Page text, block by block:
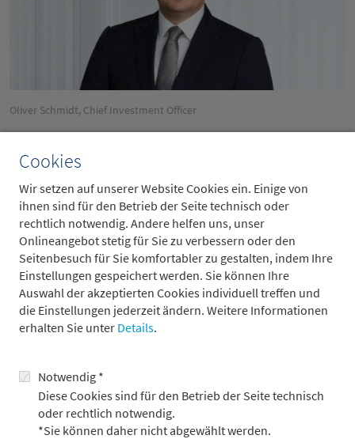
Cookies
Wir setzen auf unserer Website Cookies ein. Einige von
ihnen sind für den Betrieb der Seite technisch oder
rechtlich notwendig. Andere helfen uns, unser
Onlineangebot stetig für Sie zu verbessern oder den
Seitenbesuch für Sie komfortabler zu gestalten, indem Ihre
Einstellungen gespeichert werden. Sie können Ihre
Auswahl der akzeptierten Cookies individuell treffen und
die Einstellungen jederzeit ändern. Weitere Informationen
erhalten Sie unter Details.
Notwendig *
Diese Cookies sind für den Betrieb der Seite technisch
oder rechtlich notwendig.
*Sie können daher nicht abgewählt werden.
Oliver Schmidt, Chief Investment Officer
Unser Vortrag „Liebeserklärung an die
Aktie"
Verpassen Sie nicht unseren Vortrag mit unserem Chief
Investment Officer, Oliver Schmidt:„Liebeserklärung an die
Aktie".
Der Vortrag findet amzweiten Kongresstag,25. Januar 2024,
um 10.30 Uhrstatt. Treffen Sie uns imSaal 13des Kongress-
Centers. Dieser Vortrag istCFP® zertifiziert, so dass Credits
gesammelt werden können.
Oliver Schmidt wird die Geheimnisse einer erfolgreichen
Aktienmanagement Portfolioerfolge optimieren kann.
Merken Sie sich schon heute den Vortrag über die offizielle
Veranstaltungsseite
des FONDS professionell Kongresses